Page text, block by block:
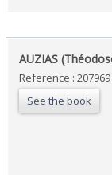
‎AUZIAS
Reference : 207969
See the book